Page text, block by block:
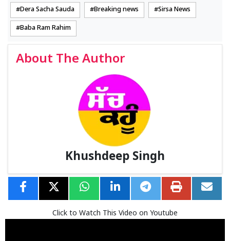
Dera Sacha Sauda Breaking news Sirsa News
Baba Ram Rahim
About The Author
Khushdeep Singh
Click to Watch This Video on Youtube